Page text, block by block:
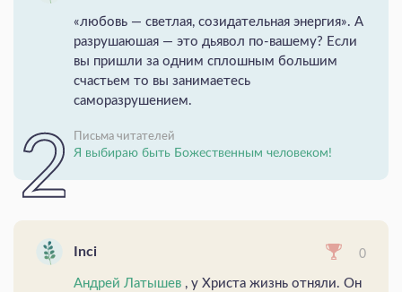
«любовь — светлая, созидательная энергия». А
разрушаюшая — это дьявол по-вашему? Если
вы пришли за одним сплошным большим
счастьем то вы занимаетесь
саморазрушением.
Письма читателей
Я выбираю быть Божественным человеком!
Inci 0
Андрей Латышев , у Христа жизнь отняли. Он